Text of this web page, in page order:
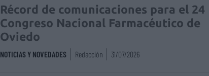
Récord de comunicaciones para el 24
Congreso Nacional Farmacéutico de
Oviedo
NOTICIAS Y NOVEDADES Redacción 31/07/2026